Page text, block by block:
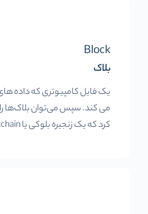
Block
بلاک
یک فایل کامپیوتری که داده
می کند. سپس می‌توان بلاک‌ها
کرد که یک زنجیره بلوکی یا blockchain را تشکیل دهند.